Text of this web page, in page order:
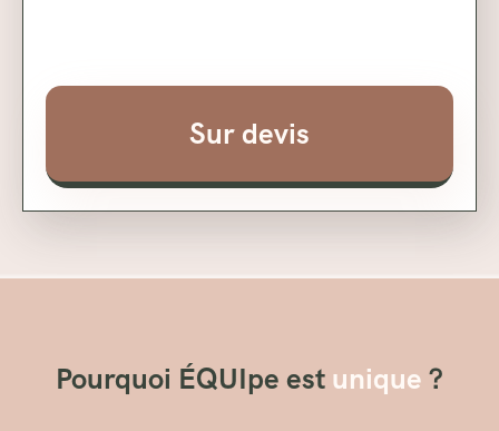
Sur devis
Pourquoi ÉQUIpe est unique ?